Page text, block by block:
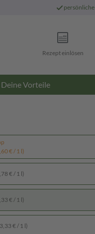
persönliche
Rezept einlösen
Deine Vorteile
€ / 1 l)
€ / 1 l)
€ / 1 l)
€ / 1 l)